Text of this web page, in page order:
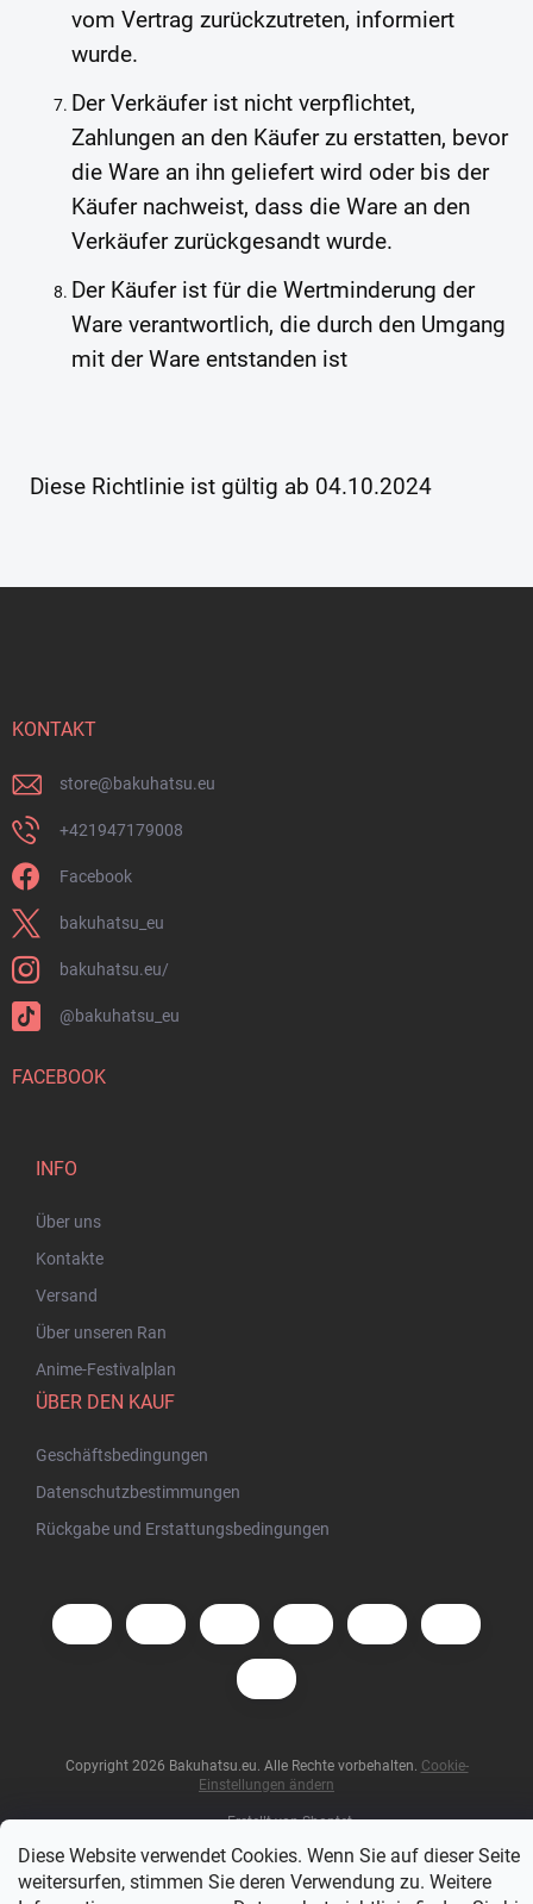
Diese Website verwendet Cookies. Wenn Sie auf dieser Seite
weitersurfen, stimmen Sie deren Verwendung zu. Weitere
vom Vertrag zurückzutreten, informiert
wurde.
Der Verkäufer ist nicht verpflichtet,
Zahlungen an den Käufer zu erstatten, bevor
die Ware an ihn geliefert wird oder bis der
Käufer nachweist, dass die Ware an den
Verkäufer zurückgesandt wurde.
Der Käufer ist für die Wertminderung der
Ware verantwortlich, die durch den Umgang
mit der Ware entstanden ist
Diese Richtlinie ist gültig ab 04.10.2024
KONTAKT
store@bakuhatsu.eu
+421947179008
Facebook
bakuhatsu_eu
bakuhatsu.eu/
@bakuhatsu_eu
FACEBOOK
INFO
Über uns
Kontakte
Versand
Über unseren Ran
Anime-Festivalplan
ÜBER DEN KAUF
Geschäftsbedingungen
Datenschutzbestimmungen
Rückgabe und Erstattungsbedingungen
Erstellt von Shoptet
Copyright 2026 Bakuhatsu.eu. Alle Rechte vorbehalten. Cookie-
Einstellungen ändern